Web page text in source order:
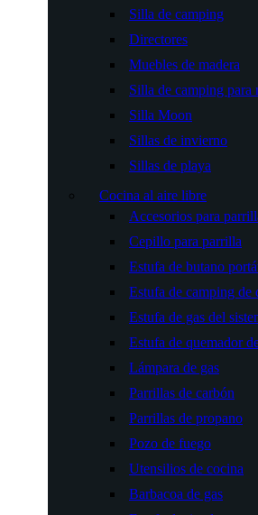
Silla de camping
Directores
Muebles de madera
Silla de camping para
Silla Moon
Sillas de invierno
Sillas de playa
Cocina al aire libre
Accesorios para
Cepillo para parrilla
Estufa de butano
Estufa de camping de
Estufa de gas del
Estufa de quemador
Lámpara de gas
Parrillas de carbón
Parrillas de propano
Pozo de fuego
Utensilios de cocina
Barbacoa de gas